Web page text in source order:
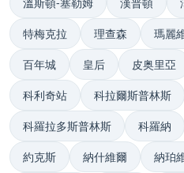
特梅克拉 理查森 瑪麗
百年城 皇后 皮奥里亞
科利奇站 科拉爾斯普林斯
科羅拉多斯普林斯 科羅納
約克斯 納什維爾 納珀